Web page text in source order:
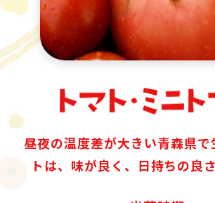
昼夜の温度差が大きい青森県で
トは、味が良く、日持ちの良